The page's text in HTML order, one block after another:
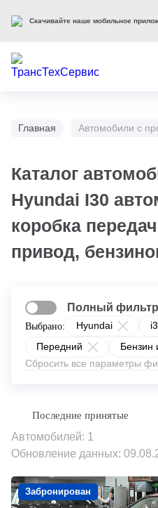
Главная Автомобили с
Каталог
Hyundai I30
коробка
привод,
Выбрано: Hyundai
Передний
Бензин
Сбросить все параметры
Полный фильтр
Автомобилей: 1
Обновление данных:
Забронирован
Скачивайте наше мобильное